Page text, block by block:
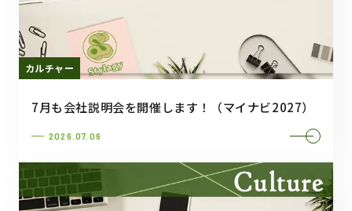
カルチャー
7月も会社説明会を開催します！（マイナビ2027）
2026.07.06